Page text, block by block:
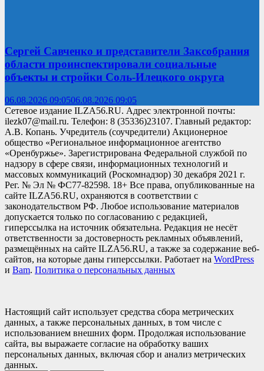
Сергей Савченко и представители Заксобрания
области проинспектировали социальные
объекты и стройки Соль-Илецкого округа
06.08.2026 09:0506.08.2026 09:05
Сетевое издание ILZA56.RU. Адрес электронной почты:
ilezk07@mail.ru. Телефон: 8 (35336)23107. Главный редактор:
А.В. Копань. Учредитель (соучредители) Акционерное
общество «Региональное информационное агентство
«Оренбуржье». Зарегистрирована Федеральной службой по
надзору в сфере связи, информационных технологий и
массовых коммуникаций (Роскомнадзор) 30 декабря 2021 г.
Рег. № Эл № ФС77-82598. 18+ Все права, опубликованные на
сайте ILZA56.RU, охраняются в соответствии с
законодательством РФ. Любое использование материалов
допускается только по согласованию с редакцией,
гиперссылка на источник обязательна. Редакция не несёт
ответственности за достоверность рекламных объявлений,
размещённых на сайте ILZA56.RU, а также за содержание веб-
сайтов, на которые даны гиперссылки. Работает на WordPress
и Bam. Политика о персональных данных
Настоящий сайт использует средства сбора метрических
данных, а также персональных данных, в том числе с
использованием внешних форм. Продолжая использование
сайта, вы выражаете согласие на обработку ваших
персональных данных, включая сбор и анализ метрических
данных.